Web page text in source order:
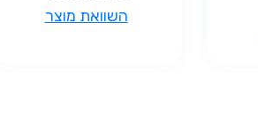
השוואת מוצר